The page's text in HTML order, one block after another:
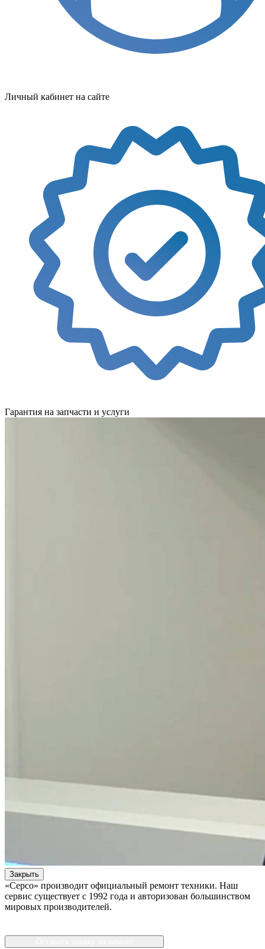
Личный кабинет на сайте
Гарантия на запчасти и услуги
Закрыть
«Серсо» производит официальный ремонт техники. Наш
сервис существует с 1992 года и авторизован большинством
мировых производителей.